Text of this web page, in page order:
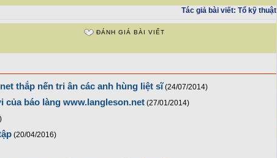
Tác giả bài viết: Tổ kỹ thuật
ĐÁNH GIÁ BÀI VIẾT
thắp nến tri ân các anh hùng liệt sĩ (24/07/2014)
báo làng www.langleson.net (27/01/2014)
(20/04/2016)